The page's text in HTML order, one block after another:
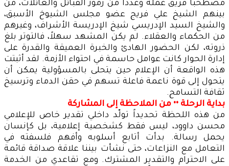
مصطحباً فريق عمله وعدداً من رموز القبائل والعائلات، من
بينهم الشيخ علي فريج عضو مجلس الشيوخ الأسبق،
والشيخ السيد الإدريسي شيخ الإدريسة الأشراف، وغيرهم
من الحكماء والعقلاء. لم يكن المشهد سهلاً، فالتوتر بلغ
ذروته، لكن الحضور الهادئ والخبرة العميقة والقدرة على
إدارة الحوار كانت عوامل حاسمة في احتواء الأزمة. لقد أثبتت
هذه الواقعة أن الإعلام حين يتحلى بالمسؤولية يمكن أن
يتحول إلى قوة ناعمة فاعلة تسهم في حقن الدماء وترسيخ
ثقافة التسامح.
بداية الرحلة •• من الملاحظة إلى المشاركة
من هذه اللحظة تحديداً تولّد داخلي تقدير خاص للإعلامي
محسن داوود، ليس فقط كشخصية إعلامية، بل كإنسان
يحمل رسالة. بدأت أتابع أسلوبه وأفهم فلسفته في
التعامل مع النزاعات، حتى نشأت بيننا علاقة صداقة قائمة
على الاحترام والتقدير المشترك. ومع تقاعدي من الخدمة